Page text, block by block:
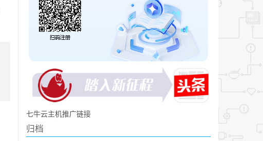
七牛云主机推广链接
归档